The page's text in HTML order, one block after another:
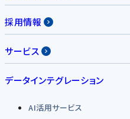
採用情報
サービス
データインテグレーション
AI活用サービス